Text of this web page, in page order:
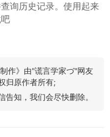
询历史记录。使用起来
作》由"谎言学家づ"网友
归原作者所有;
知，我们会尽快删除。